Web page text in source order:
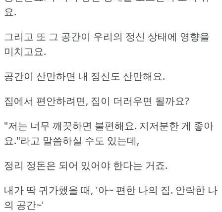
요.
그리고 또 그 공간이 우리의 정신 상태에 영향을
미치고요.
공간이 산만하면 내 정신도 산만해요.
집에서 편안하려면, 집이 더러우면 될까요?
"저는 너무 깨끗하면 불편해요. 지저분한 게 좋아
요."라고 말씀하실 수도 있는데,
정리 정돈은 되어 있어야 한다는 거죠.
내가 딱 귀가했을 때, '아~ 편한 나의 집. 안락한 나
의 공간~'